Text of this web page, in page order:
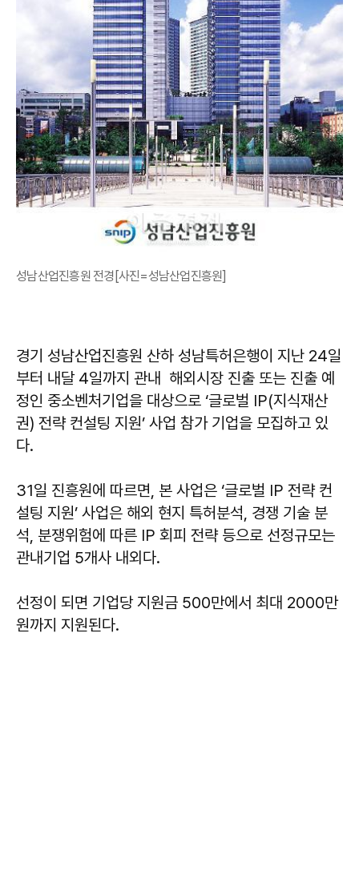
성남산업진흥원 전경[사진=성남산업진흥원]
경기 성남산업진흥원 산하 성남특허은행이 지난 24일
부터 내달 4일까지 관내 해외시장 진출 또는 진출 예
정인 중소벤처기업을 대상으로 ‘글로벌 IP(지식재산
권) 전략 컨설팅 지원’ 사업 참가 기업을 모집하고 있
다.
31일 진흥원에 따르면, 본 사업은 ‘글로벌 IP 전략 컨
설팅 지원’ 사업은 해외 현지 특허분석, 경쟁 기술 분
석, 분쟁위험에 따른 IP 회피 전략 등으로 선정규모는
관내기업 5개사 내외다.
선정이 되면 기업당 지원금 500만에서 최대 2000만
원까지 지원된다.